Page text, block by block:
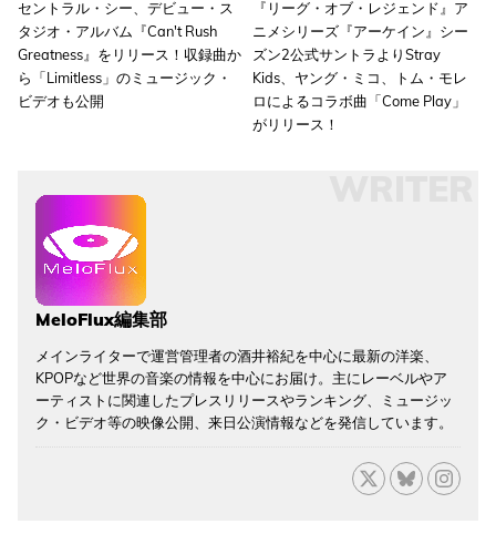
セントラル・シー、デビュー・ス
タジオ・アルバム『Can't Rush
Greatness』をリリース！収録曲か
ら「Limitless」のミュージック・
ビデオも公開
『リーグ・オブ・レジェンド』ア
ニメシリーズ『アーケイン』シー
ズン2公式サントラよりStray
Kids、ヤング・ミコ、トム・モレ
ロによるコラボ曲「Come Play」
がリリース！
MeloFlux編集部
メインライターで運営管理者の酒井裕紀を中心に最新の洋楽、
KPOPなど世界の音楽の情報を中心にお届け。主にレーベルやア
ーティストに関連したプレスリリースやランキング、ミュージッ
ク・ビデオ等の映像公開、来日公演情報などを発信しています。